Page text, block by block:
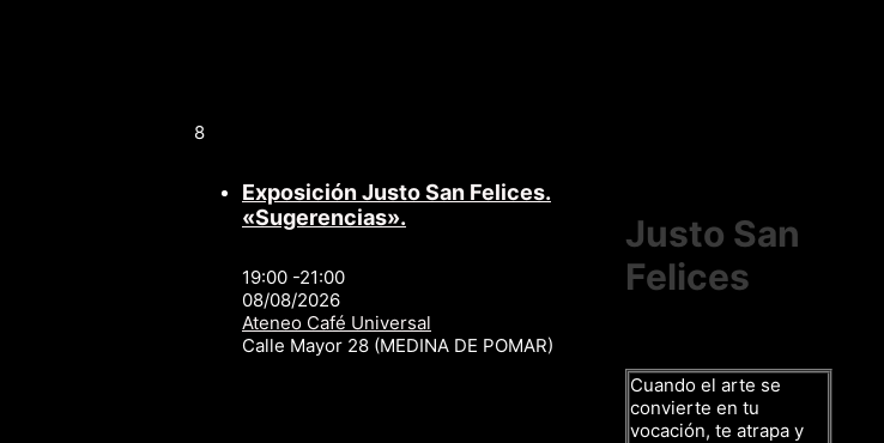
8
Exposición Justo San Felices.
«Sugerencias».
19:00 -21:00
08/08/2026
Ateneo Café Universal
Calle Mayor 28 (MEDINA DE POMAR)
Justo San
Felices
Cuando el arte se
convierte en tu
vocación, te atrapa y